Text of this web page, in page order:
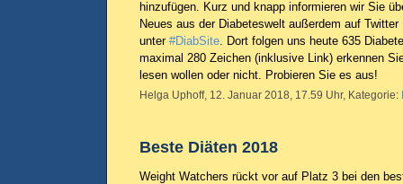
hinzufügen. Kurz und knapp informieren wir Sie
Neues aus der Diabeteswelt außerdem auf Twitter
unter #DiabSite. Dort folgen uns heute 635
maximal 280 Zeichen (inklusive Link) erkennen
lesen wollen oder nicht. Probieren Sie es aus!
Helga Uphoff, 12. Januar 2018, 17.59 Uhr, Kategorie:
Beste Diäten 2018
Weight Watchers rückt vor auf Platz 3 bei den